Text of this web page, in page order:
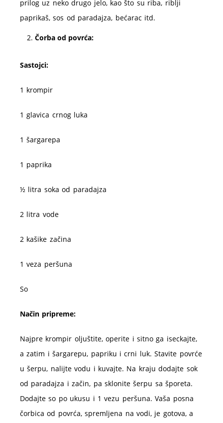
prilog uz neko drugo jelo, kao što su riba, riblji
paprikaš, sos od paradajza, bećarac itd.
Čorba od povrća:
Sastojci:
1 krompir
1 glavica crnog luka
1 šargarepa
1 paprika
½ litra soka od paradajza
2 litra vode
2 kašike začina
1 veza peršuna
So
Način pripreme:
Najpre krompir oljuštite, operite i sitno ga iseckajte,
a zatim i šargarepu, papriku i crni luk. Stavite povrće
u šerpu, nalijte vodu i kuvajte. Na kraju dodajte sok
od paradajza i začin, pa sklonite šerpu sa šporeta.
Dodajte so po ukusu i 1 vezu peršuna. Vaša posna
čorbica od povrća, spremljena na vodi, je gotova, a